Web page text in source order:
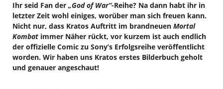
Ihr seid Fan der „God of War“-Reihe? Na dann habt ihr in
letzter Zeit wohl einiges, worüber man sich freuen kann.
Nicht nur, dass Kratos Auftritt im brandneuen Mortal
Kombat immer Näher rückt, vor kurzem ist auch endlich
der offizielle Comic zu Sony’s Erfolgsreihe veröffentlicht
worden. Wir haben uns Kratos erstes Bilderbuch geholt
und genauer angeschaut!